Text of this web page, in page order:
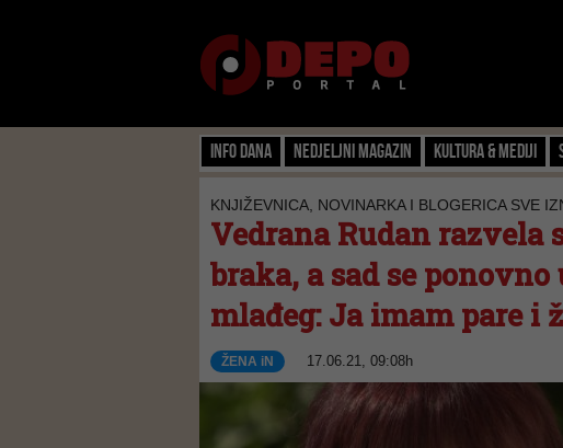
Info dana Nedjeljni magazin Kultura & Mediji
KNJIŽEVNICA, NOVINARKA I BLOGERICA SVE
Vedrana Rudan razvela
braka, a sad se ponovno
mlađeg: Ja imam pare i
ŽENA iN 17.06.21, 09:08h